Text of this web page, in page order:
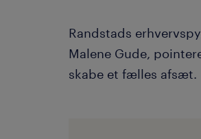
Randstads
Malene Gude,
skabe et fælles afsæt.